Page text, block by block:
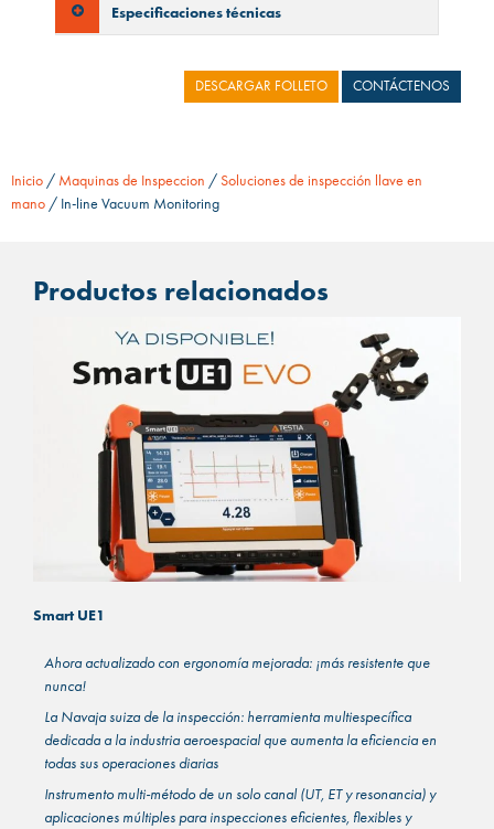
Especificaciones técnicas
DESCARGAR FOLLETO CONTÁCTENOS
Inicio / Maquinas de Inspeccion / Soluciones de inspección llave en
mano / In-line Vacuum Monitoring
Productos relacionados
Smart UE1
Ahora actualizado con ergonomía mejorada: ¡más resistente que
nunca!
La Navaja suiza de la inspección: herramienta multiespecífica
dedicada a la industria aeroespacial que aumenta la eficiencia en
todas sus operaciones diarias
Instrumento multi-método de un solo canal (UT, ET y resonancia) y
aplicaciones múltiples para inspecciones eficientes, flexibles y